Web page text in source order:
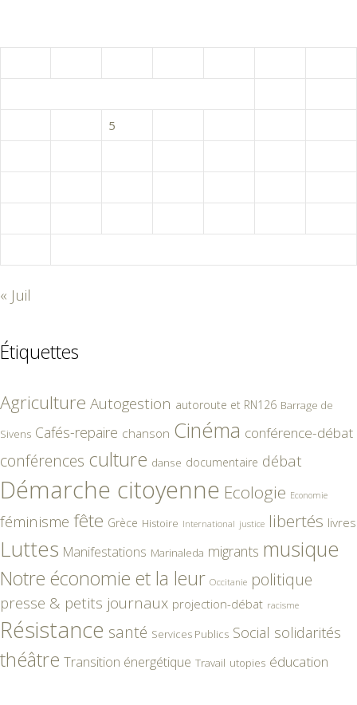
5
« Juil
Étiquettes
Agriculture Autogestion autoroute et RN126 Barrage de
Sivens Cafés-repaire chanson Cinéma conférence-débat
conférences culture danse documentaire débat
Démarche citoyenne Ecologie Economie
féminisme fête Grèce Histoire International justice libertés livres
Luttes Manifestations Marinaleda migrants musique
Notre économie et la leur Occitanie politique
presse & petits journaux projection-débat racisme
Résistance santé Services Publics Social solidarités
théâtre Transition énergétique Travail utopies éducation